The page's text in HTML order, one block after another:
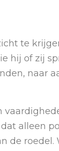
te
hij of zij
naar
alleen
de roedel.